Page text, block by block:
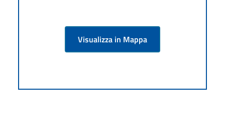
Visualizza in Mappa